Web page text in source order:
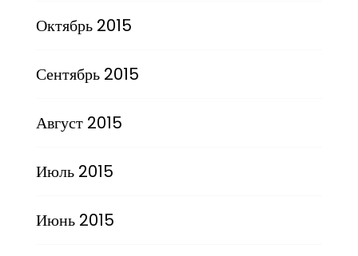
Октябрь 2015
Сентябрь 2015
Август 2015
Июль 2015
Июнь 2015